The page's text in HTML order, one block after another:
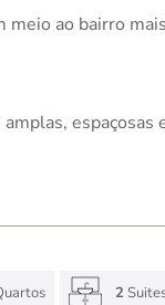
ao bairro
espaçosas
2